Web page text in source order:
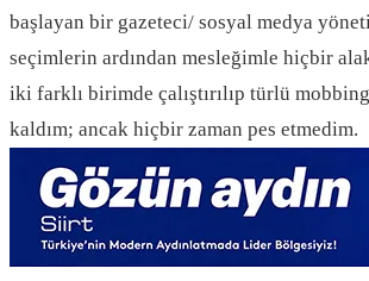
başlayan bir gazeteci/ sosyal medya
seçimlerin ardından mesleğimle hiçbir
iki farklı birimde çalıştırılıp türlü
kaldım; ancak hiçbir zaman pes etmedim.